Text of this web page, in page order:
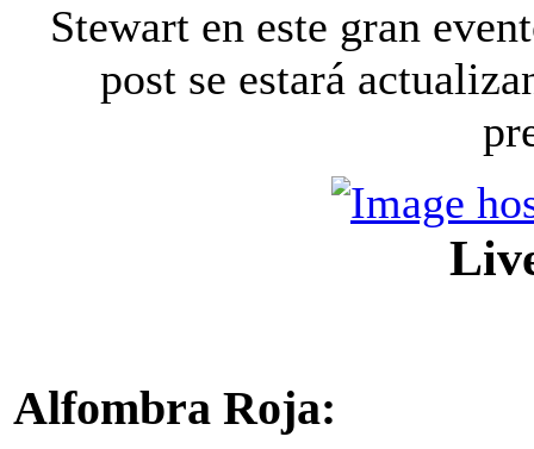
Stewart en este gran
post se estará
Alfombra Roja: